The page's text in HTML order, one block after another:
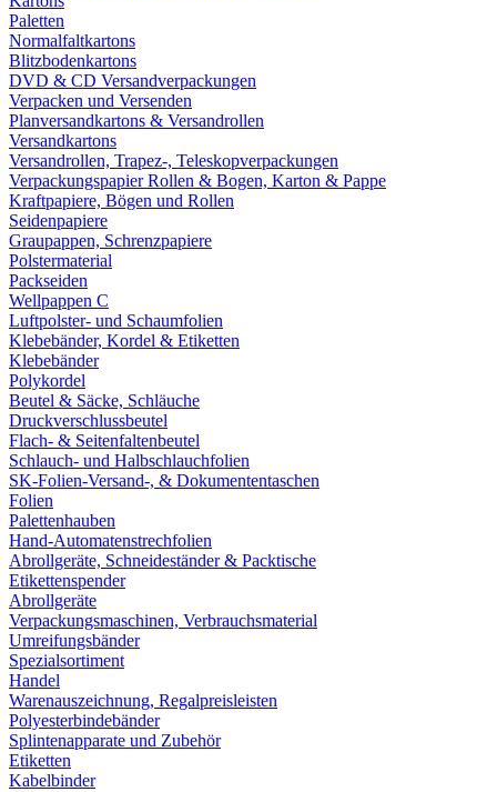
Paletten
Normalfaltkartons
Blitzbodenkartons
DVD & CD Versandverpackungen
Verpacken und Versenden
Planversandkartons & Versandrollen
Versandkartons
Versandrollen, Trapez-, Teleskopverpackungen
Verpackungspapier Rollen & Bogen, Karton & Pappe
Kraftpapiere, Bögen und Rollen
Seidenpapiere
Graupappen, Schrenzpapiere
Polstermaterial
Packseiden
Wellpappen C
Luftpolster- und Schaumfolien
Klebebänder, Kordel & Etiketten
Klebebänder
Polykordel
Beutel & Säcke, Schläuche
Druckverschlussbeutel
Flach- & Seitenfaltenbeutel
Schlauch- und Halbschlauchfolien
SK-Folien-Versand-, & Dokumententaschen
Folien
Palettenhauben
Hand-Automatenstrechfolien
Abrollgeräte, Schneideständer & Packtische
Etikettenspender
Abrollgeräte
Verpackungsmaschinen, Verbrauchsmaterial
Umreifungsbänder
Spezialsortiment
Handel
Warenauszeichnung, Regalpreisleisten
Polyesterbindebänder
Splintenapparate und Zubehör
Etiketten
Kabelbinder